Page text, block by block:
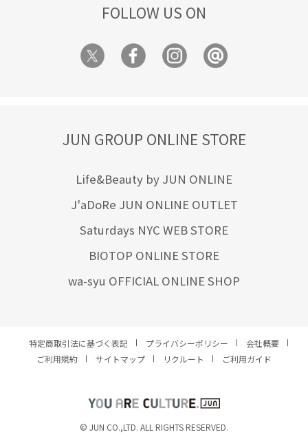
FOLLOW US ON
JUN GROUP ONLINE STORE
Life&Beauty by JUN ONLINE
J'aDoRe JUN ONLINE OUTLET
Saturdays NYC WEB STORE
BIOTOP ONLINE STORE
wa-syu OFFICIAL ONLINE SHOP
特定商取引法に基づく表記 プライバシーポリシー
会社概要
ご利用規約
サイトマップ リクルート ご利用ガイド
© JUN CO.,LTD. ALL RIGHTS RESERVED.